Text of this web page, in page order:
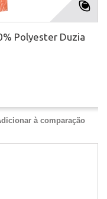
Polyester Duzia
à comparação